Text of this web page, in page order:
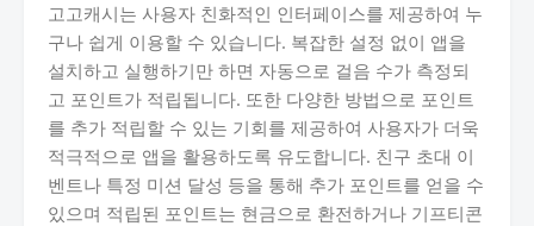
고고캐시는 사용자 친화적인 인터페이스를 제공하여 누
구나 쉽게 이용할 수 있습니다. 복잡한 설정 없이 앱을
설치하고 실행하기만 하면 자동으로 걸음 수가 측정되
고 포인트가 적립됩니다. 또한 다양한 방법으로 포인트
를 추가 적립할 수 있는 기회를 제공하여 사용자가 더욱
적극적으로 앱을 활용하도록 유도합니다. 친구 초대 이
벤트나 특정 미션 달성 등을 통해 추가 포인트를 얻을 수
있으며 적립된 포인트는 현금으로 환전하거나 기프티콘